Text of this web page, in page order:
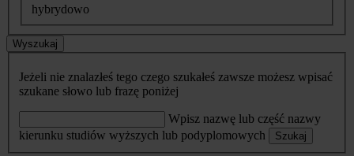
hybrydowo
Wyszukaj
Jeżeli nie znalazłeś tego czego szukałeś zawsze możesz wpisać
szukane słowo lub frazę poniżej
Wpisz nazwę lub część nazwy
kierunku studiów wyższych lub podyplomowych
Szukaj